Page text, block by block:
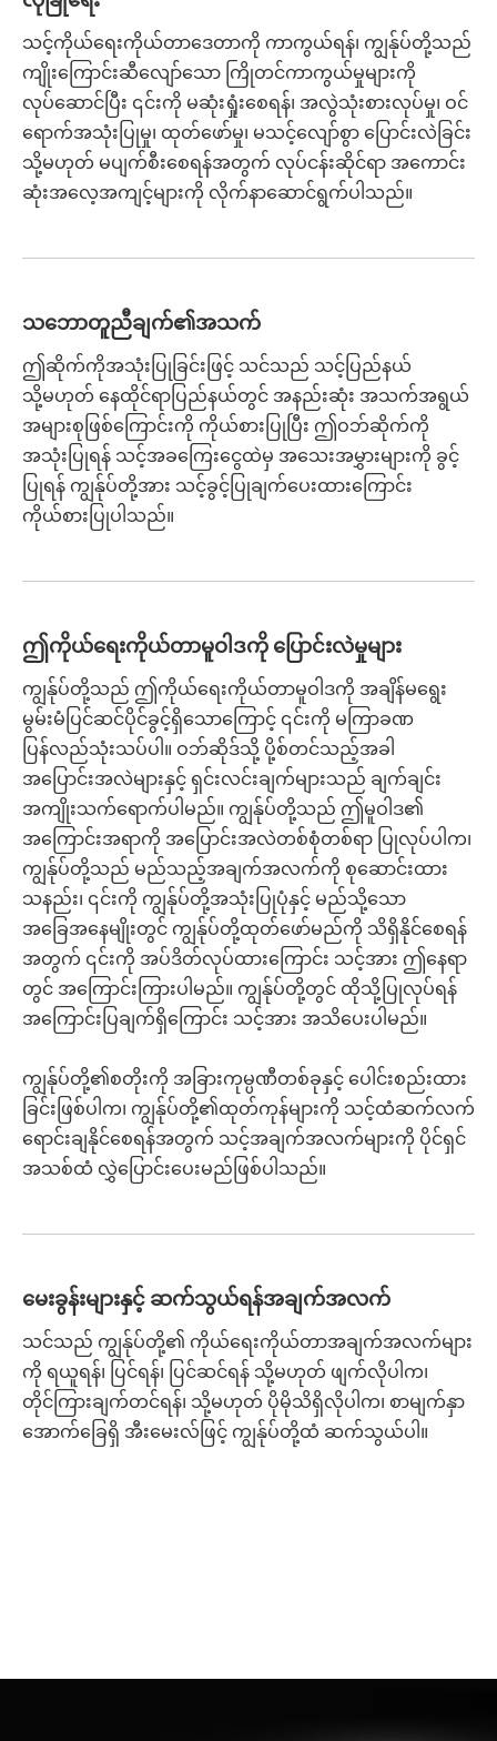
သင့်ကိုယ်ရေးကိုယ်တာဒေတာကို ကာကွယ်ရန်၊ ကျွန်ုပ်တို့သည်
ကျိုးကြောင်းဆီလျော်သော ကြိုတင်ကာကွယ်မှုများကို
လုပ်ဆောင်ပြီး ၎င်းကို မဆုံးရှုံးစေရန်၊ အလွဲသုံးစားလုပ်မှု၊ ဝင်
ရောက်အသုံးပြုမှု၊ ထုတ်ဖော်မှု၊ မသင့်လျော်စွာ ပြောင်းလဲခြင်း
သို့မဟုတ် မပျက်စီးစေရန်အတွက် လုပ်ငန်းဆိုင်ရာ အကောင်း
ဆုံးအလေ့အကျင့်များကို လိုက်နာဆောင်ရွက်ပါသည်။
သဘောတူညီချက်၏အသက်
ဤဆိုက်ကိုအသုံးပြုခြင်းဖြင့် သင်သည် သင့်ပြည်နယ်
သို့မဟုတ် နေထိုင်ရာပြည်နယ်တွင် အနည်းဆုံး အသက်အရွယ်
အများစုဖြစ်ကြောင်းကို ကိုယ်စားပြုပြီး ဤဝဘ်ဆိုက်ကို
အသုံးပြုရန် သင့်အခကြေးငွေထဲမှ အသေးအမွှားများကို ခွင့်
ပြုရန် ကျွန်ုပ်တို့အား သင့်ခွင့်ပြုချက်ပေးထားကြောင်း
ကိုယ်စားပြုပါသည်။
ဤကိုယ်ရေးကိုယ်တာမူဝါဒကို ပြောင်းလဲမှုများ
ကျွန်ုပ်တို့သည် ဤကိုယ်ရေးကိုယ်တာမူဝါဒကို အချိန်မရွေး
မွမ်းမံပြင်ဆင်ပိုင်ခွင့်ရှိသောကြောင့် ၎င်းကို မကြာခဏ
ပြန်လည်သုံးသပ်ပါ။ ဝဘ်ဆိုဒ်သို့ ပို့စ်တင်သည့်အခါ
အပြောင်းအလဲများနှင့် ရှင်းလင်းချက်များသည် ချက်ချင်း
အကျိုးသက်ရောက်ပါမည်။ ကျွန်ုပ်တို့သည် ဤမူဝါဒ၏
အကြောင်းအရာကို အပြောင်းအလဲတစ်စုံတစ်ရာ ပြုလုပ်ပါက၊
ကျွန်ုပ်တို့သည် မည်သည့်အချက်အလက်ကို စုဆောင်းထား
သနည်း၊ ၎င်းကို ကျွန်ုပ်တို့အသုံးပြုပုံနှင့် မည်သို့သော
အခြေအနေမျိုးတွင် ကျွန်ုပ်တို့ထုတ်ဖော်မည်ကို သိရှိနိုင်စေရန်
အတွက် ၎င်းကို အပ်ဒိတ်လုပ်ထားကြောင်း သင့်အား ဤနေရာ
တွင် အကြောင်းကြားပါမည်။ ကျွန်ုပ်တို့တွင် ထိုသို့ပြုလုပ်ရန်
အကြောင်းပြချက်ရှိကြောင်း သင့်အား အသိပေးပါမည်။
ကျွန်ုပ်တို့၏စတိုးကို အခြားကုမ္ပဏီတစ်ခုနှင့် ပေါင်းစည်းထား
ခြင်းဖြစ်ပါက၊ ကျွန်ုပ်တို့၏ထုတ်ကုန်များကို သင့်ထံဆက်လက်
ရောင်းချနိုင်စေရန်အတွက် သင့်အချက်အလက်များကို ပိုင်ရှင်
အသစ်ထံ လွှဲပြောင်းပေးမည်ဖြစ်ပါသည်။
မေးခွန်းများနှင့် ဆက်သွယ်ရန်အချက်အလက်
သင်သည် ကျွန်ုပ်တို့၏ ကိုယ်ရေးကိုယ်တာအချက်အလက်များ
ကို ရယူရန်၊ ပြင်ရန်၊ ပြင်ဆင်ရန် သို့မဟုတ် ဖျက်လိုပါက၊
တိုင်ကြားချက်တင်ရန်၊ သို့မဟုတ် ပိုမိုသိရှိလိုပါက၊ စာမျက်နှာ
အောက်ခြေရှိ အီးမေးလ်ဖြင့် ကျွန်ုပ်တို့ထံ ဆက်သွယ်ပါ။